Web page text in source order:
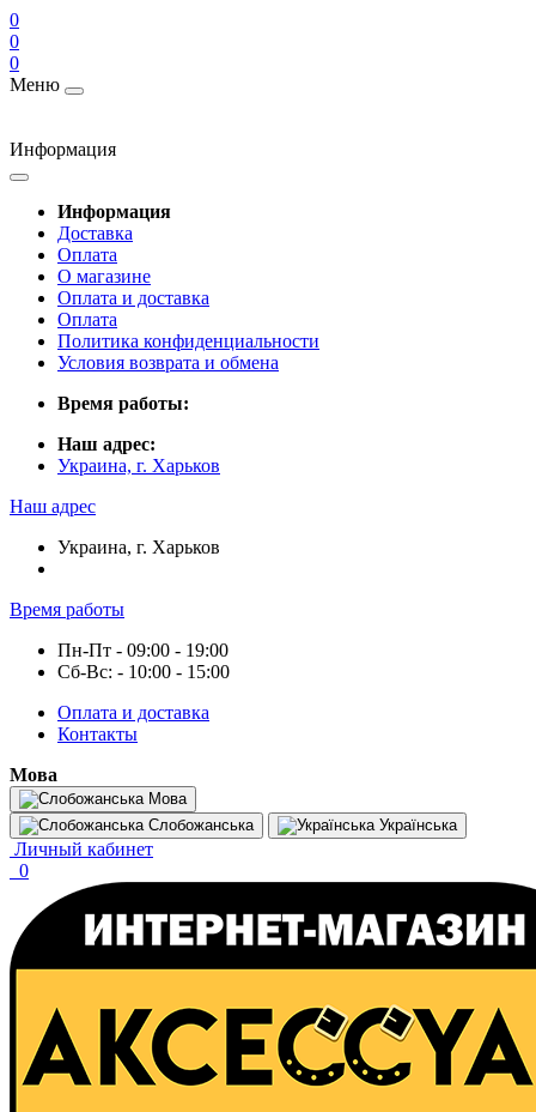
0
0
0
Меню
Информация
Информация
Доставка
Оплата
О магазине
Оплата и доставка
Оплата
Политика конфиденциальности
Условия возврата и обмена
Время работы:
Наш адрес:
Украина, г. Харьков
Наш адрес
Украина, г. Харьков
Время работы
Пн-Пт - 09:00 - 19:00
Сб-Вс: - 10:00 - 15:00
Оплата и доставка
Контакты
Мова
Мова
Слобожанська
Українська
Личный кабинет
0